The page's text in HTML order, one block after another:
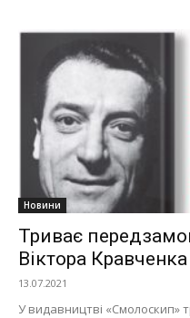
Новини
Триває
Віктора Кравченка
13.07.2021
У видавництві «Смолоскип»